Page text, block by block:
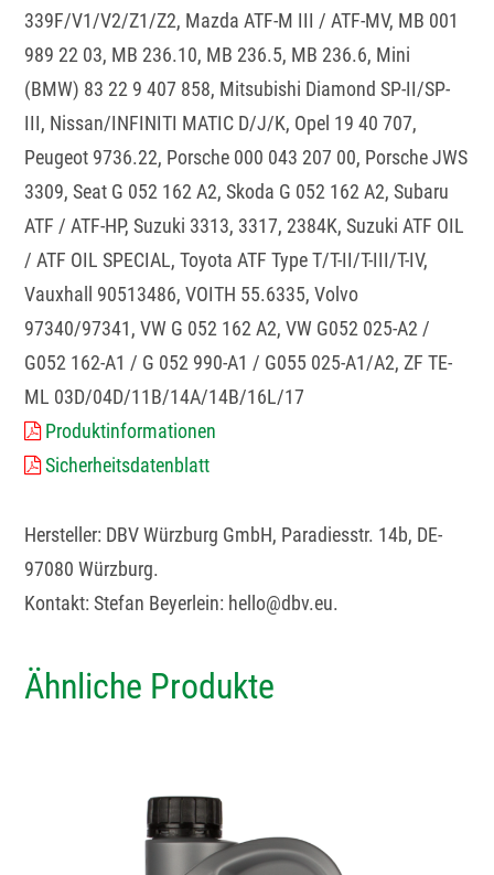
339F/V1/V2/Z1/Z2, Mazda ATF-M III / ATF-MV, MB 001
989 22 03, MB 236.10, MB 236.5, MB 236.6, Mini
(BMW) 83 22 9 407 858, Mitsubishi Diamond SP-II/SP-
III, Nissan/INFINITI MATIC D/J/K, Opel 19 40 707,
Peugeot 9736.22, Porsche 000 043 207 00, Porsche JWS
3309, Seat G 052 162 A2, Skoda G 052 162 A2, Subaru
ATF / ATF-HP, Suzuki 3313, 3317, 2384K, Suzuki ATF OIL
/ ATF OIL SPECIAL, Toyota ATF Type T/T-II/T-III/T-IV,
Vauxhall 90513486, VOITH 55.6335, Volvo
97340/97341, VW G 052 162 A2, VW G052 025-A2 /
G052 162-A1 / G 052 990-A1 / G055 025-A1/A2, ZF TE-
ML 03D/04D/11B/14A/14B/16L/17
Produktinformationen
Sicherheitsdatenblatt
Hersteller: DBV Würzburg GmbH, Paradiesstr. 14b, DE-
97080 Würzburg.
Kontakt: Stefan Beyerlein: hello@dbv.eu.
Ähnliche Produkte